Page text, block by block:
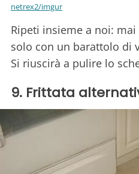
netrex2/imgur
Ripeti insieme a noi:
solo con un barattolo di
Si riuscirà a pulire lo
9. Frittata